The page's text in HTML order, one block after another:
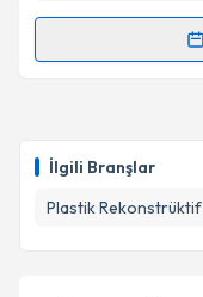
İlgili Branşlar
Plastik
Metni'ni
kapsamda
Randevu
için bir takvim
E-posta